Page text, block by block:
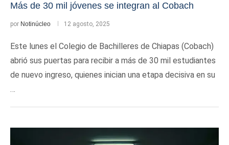
Más de 30 mil jóvenes se integran al Cobach
por Notinúcleo 12 agosto, 2025
Este lunes el Colegio de Bachilleres de Chiapas (Cobach)
abrió sus puertas para recibir a más de 30 mil estudiantes
de nuevo ingreso, quienes inician una etapa decisiva en su
…